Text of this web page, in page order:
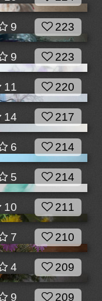
9 223
9 223
11 220
14 217
6 214
5 214
10 211
7 210
4 209
9 209